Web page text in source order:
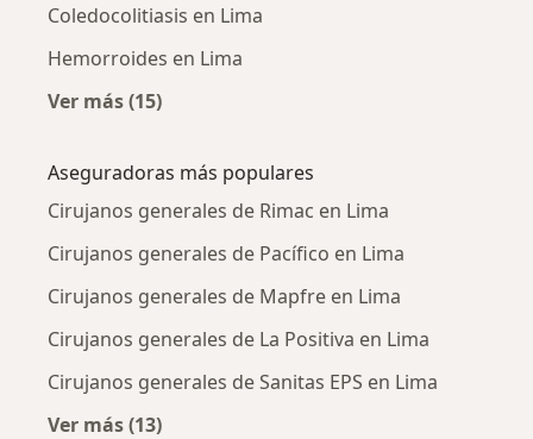
Coledocolitiasis en Lima
Hemorroides en Lima
Ver más (15)
Aseguradoras más populares
Cirujanos generales de Rimac en Lima
Cirujanos generales de Pacífico en Lima
Cirujanos generales de Mapfre en Lima
Cirujanos generales de La Positiva en Lima
Cirujanos generales de Sanitas EPS en Lima
Ver más (13)